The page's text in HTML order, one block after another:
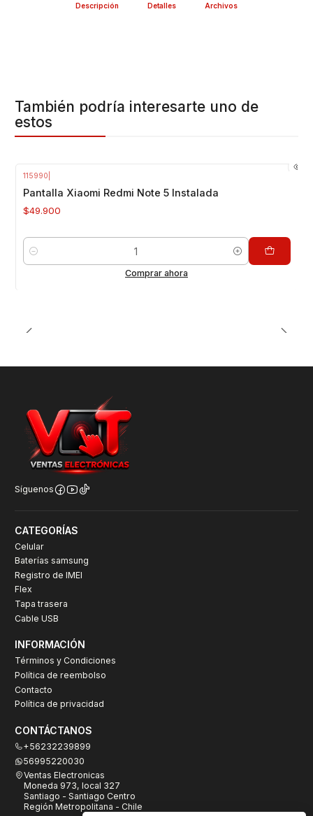
Descripción Detalles Archivos
También podría interesarte uno de
estos
115990
Pantalla Xiaomi Redmi Note 5 Instalada
$49.900
Cantidad
Comprar ahora
Síguenos
CATEGORÍAS
Celular
Baterías samsung
Registro de IMEI
Flex
Tapa trasera
Cable USB
INFORMACIÓN
Términos y Condiciones
Política de reembolso
Contacto
Política de privacidad
CONTÁCTANOS
+56232239899
56995220030
Ventas Electronicas
Moneda 973, local 327
Santiago - Santiago Centro
Región Metropolitana - Chile